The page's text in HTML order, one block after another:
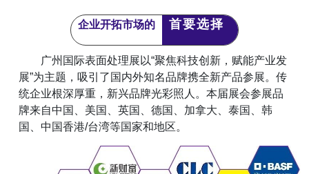
企业开拓市场的 首要选择
广州国际表面处理展以“聚焦科技创新，赋能产业发
展”为主题，吸引了国内外知名品牌携全新产品参展。传
统企业根深厚重，新兴品牌光彩照人。本届展会参展品
牌来自中国、美国、英国、德国、加拿大、泰国、韩
国、中国香港/台湾等国家和地区。